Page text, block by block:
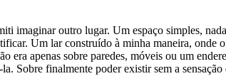
imaginar outro lugar. Um espaço simples,
Um lar construído à minha maneira, onde
era apenas sobre paredes, móveis ou um
Sobre finalmente poder existir sem a